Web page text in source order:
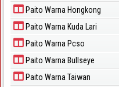
Paito Warna Hongkong
Paito Warna Kuda Lari
Paito Warna Pcso
Paito Warna Bullseye
Paito Warna Taiwan